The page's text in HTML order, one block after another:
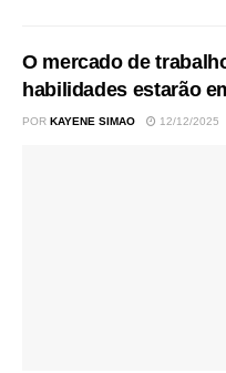
O mercado de
habilidades estarão
POR KAYENE SIMAO 12/12/2025